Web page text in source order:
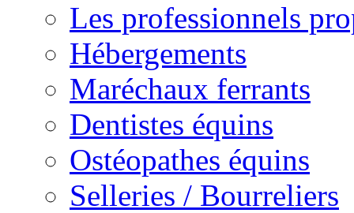
Les professionnels
Hébergements
Maréchaux ferrants
Dentistes équins
Ostéopathes équins
Selleries / Bourreliers